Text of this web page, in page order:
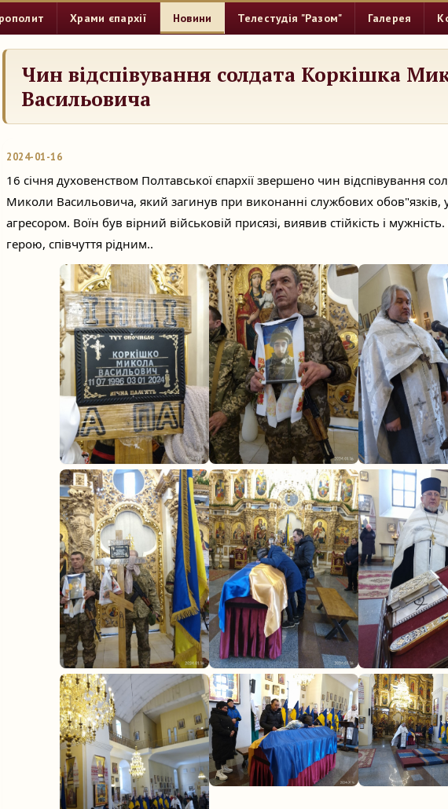
Храми єпархії Новини Телестудія "Разом" Галерея
Чин відспівування солдата Коркішка
Васильовича
2024-01-16
16 січня духовенством Полтавської єпархії звершено чин відспівування
Миколи Васильовича, який загинув при виконанні службових обов"язків,
агресором. Воїн був вірний військовій присязі, виявив стійкість і мужність.
герою, співчуття рідним..